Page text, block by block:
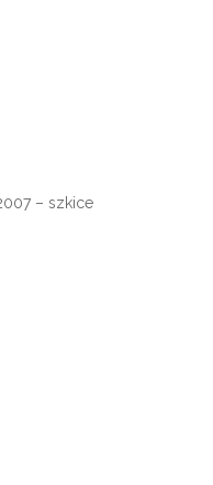
– szkice